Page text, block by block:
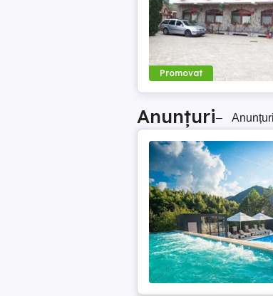
Promovat
Anunțuri–